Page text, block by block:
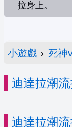
拉身上。
小遊戲 › 死神
迪達拉潮
迪達拉潮